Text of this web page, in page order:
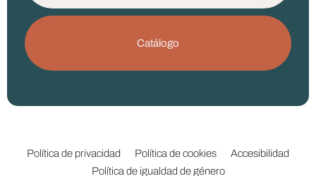
Catálogo
Política de privacidad Política de cookies
Accesibilidad
Política de igualdad de género